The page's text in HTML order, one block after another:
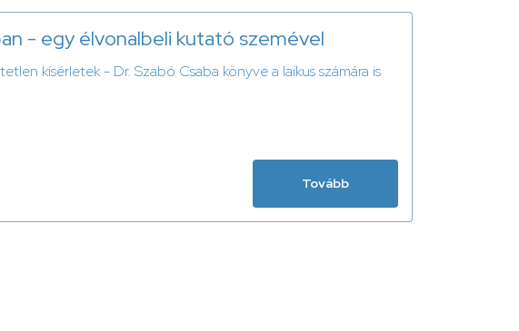
- egy élvonalbeli kutató szemével
kísérletek - Dr. Szabó Csaba könyve a laikus számára is
Tovább